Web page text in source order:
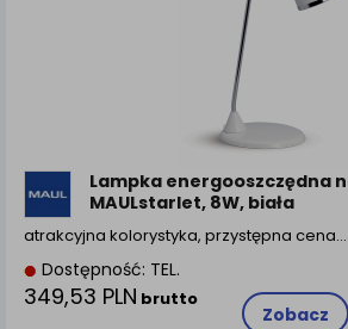
Lampka energooszczędna
MAULstarlet, 8W, biała
atrakcyjna kolorystyka, przystępna cena…
Dostępność: TEL.
349,53 PLN brutto
Zobacz